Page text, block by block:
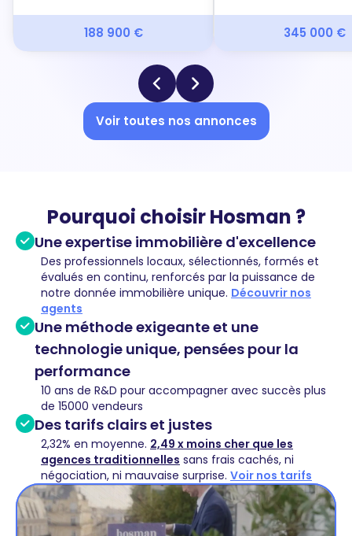
188 900 € 345 000 €
Voir toutes nos annonces
Pourquoi choisir Hosman ?
Une expertise immobilière d'excellence
Des professionnels locaux, sélectionnés, formés et
évalués en continu, renforcés par la puissance de
notre donnée immobilière unique. Découvrir nos
agents
Une méthode exigeante et une
technologie unique, pensées pour la
performance
10 ans de R&D pour accompagner avec succès plus
de 15000 vendeurs
Des tarifs clairs et justes
2,32% en moyenne. 2,49 x moins cher que les
agences traditionnelles sans frais cachés, ni
négociation, ni mauvaise surprise. Voir nos tarifs